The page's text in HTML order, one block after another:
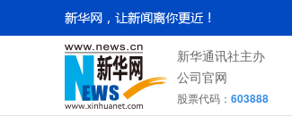
新华通讯社主办
公司官网
股票代码： 603888